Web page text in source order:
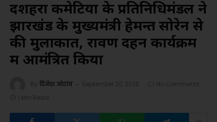
दशहरा कमेटियों के प्रतिनिधिमंडल ने
झारखंड के मुख्यमंत्री हेमन्त सोरेन से
की मुलाकात, रावण दहन कार्यक्रम
में आमंत्रित किया
By दिनेश ओरांव September 20, 2025
No Comments
1 Min Read